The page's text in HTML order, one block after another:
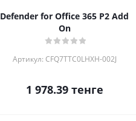
Defender for Office 365 P2 Add
On
Артикул: CFQ7TTC0LHXH-002J
1 978.39тенге